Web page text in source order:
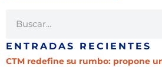
ENTRADAS RECIENTES
CTM redefine su rumbo: propone